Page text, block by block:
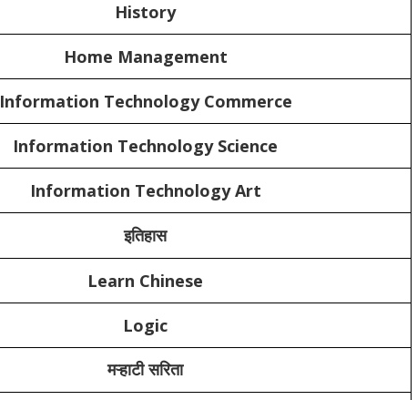
History
Home Management
Information Technology Commerce
Information Technology Science
Information Technology Art
इतिहास
Learn Chinese
Logic
मऱ्हाटी सरिता